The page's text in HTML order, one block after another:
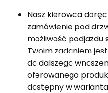
Nasz kierowca
zamówienie pod
możliwość podjazdu
Twoim zadaniem
do dalszego
oferowanego
dostępny w